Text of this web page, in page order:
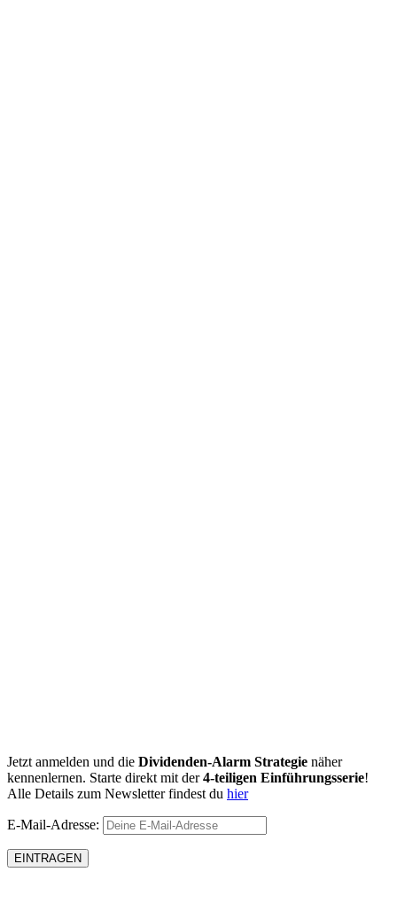
Jetzt anmelden und die Dividenden-Alarm Strategie näher
kennenlernen. Starte direkt mit der4-teiligen Einführungsserie!
Alle Details zum Newsletter findest du hier
E-Mail-Adresse: